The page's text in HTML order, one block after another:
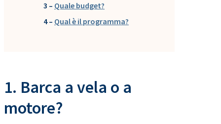
3 – Quale budget?
4 – Qual è il programma?
1. Barca a vela o a
motore?